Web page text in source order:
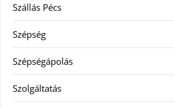
Szállás Pécs
Szépség
Szépségápolás
Szolgáltatás